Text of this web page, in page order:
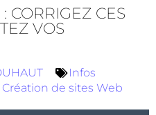
CORRIGEZ CES
VOS
Infos
Création de sites Web